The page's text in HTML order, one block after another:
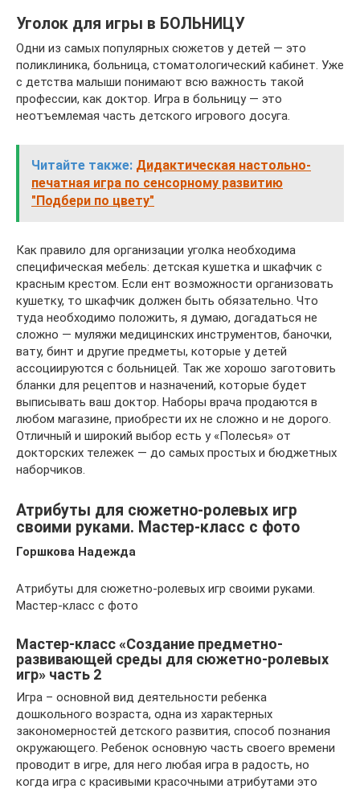
Уголок для игры в БОЛЬНИЦУ
Одни из самых популярных сюжетов у детей — это
поликлиника, больница, стоматологический кабинет. Уже
с детства малыши понимают всю важность такой
профессии, как доктор. Игра в больницу — это
неотъемлемая часть детского игрового досуга.
Читайте также: Дидактическая настольно-
печатная игра по сенсорному развитию
"Подбери по цвету"
Как правило для организации уголка необходима
специфическая мебель: детская кушетка и шкафчик с
красным крестом. Если ент возможности организовать
кушетку, то шкафчик должен быть обязательно. Что
туда необходимо положить, я думаю, догадаться не
сложно — муляжи медицинских инструментов, баночки,
вату, бинт и другие предметы, которые у детей
ассоциируются с больницей. Так же хорошо заготовить
бланки для рецептов и назначений, которые будет
выписывать ваш доктор. Наборы врача продаются в
любом магазине, приобрести их не сложно и не дорого.
Отличный и широкий выбор есть у «Полесья» от
докторских тележек — до самых простых и бюджетных
наборчиков.
Атрибуты для сюжетно-ролевых игр
своими руками. Мастер-класс с фото
Горшкова Надежда
Атрибуты для сюжетно-ролевых игр своими руками.
Мастер-класс с фото
Мастер-класс «Создание предметно-
развивающей среды для сюжетно-ролевых
игр» часть 2
Игра – основной вид деятельности ребенка
дошкольного возраста, одна из характерных
закономерностей детского развития, способ познания
окружающего. Ребенок основную часть своего времени
проводит в игре, для него любая игра в радость, но
когда игра с красивыми красочными атрибутами это